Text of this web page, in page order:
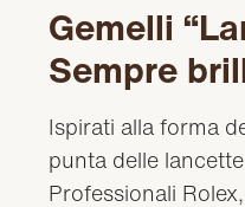
Gemelli
Sempre
Ispirati alla forma
punta delle
Professionali